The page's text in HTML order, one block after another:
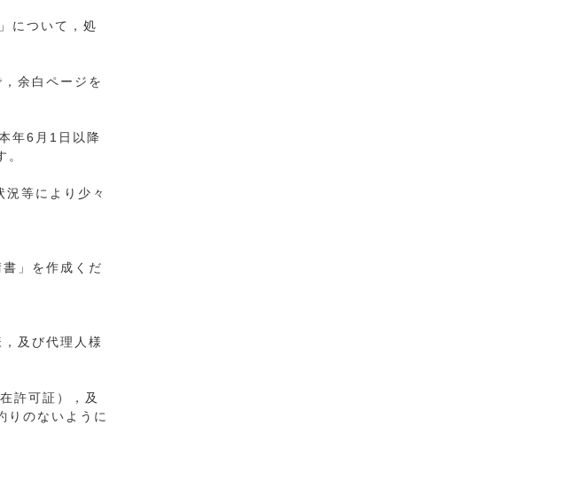
について，処
余白ページを
年6月1日以降
等により少々
」を作成くだ
及び代理人様
許可証），及
りのないように